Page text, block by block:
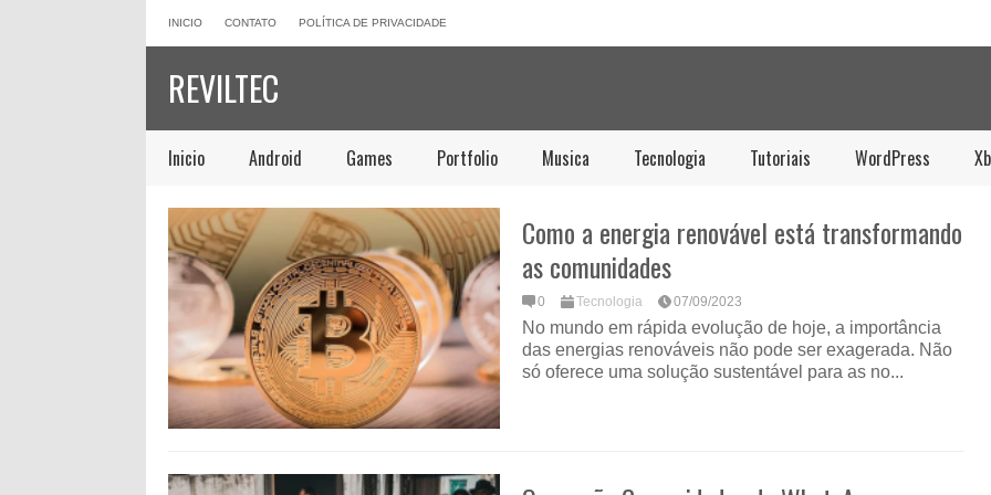
INICIO CONTATO POLÍTICA DE PRIVACIDADE
REVILTEC
Inicio Android Games Portfolio Musica Tecnologia Tutoriais WordPress
Como a energia renovável está transformando
as comunidades
0 Tecnologia 07/09/2023
No mundo em rápida evolução de hoje, a importância
das energias renováveis ​​não pode ser exagerada. Não
só oferece uma solução sustentável para as no...